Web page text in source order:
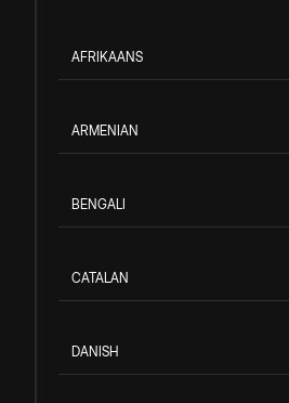
AFRIKAANS
ARMENIAN
BENGALI
CATALAN
DANISH